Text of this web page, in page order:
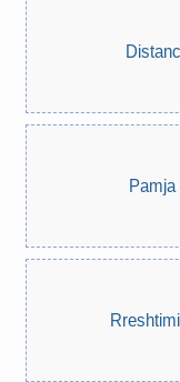
Pamja